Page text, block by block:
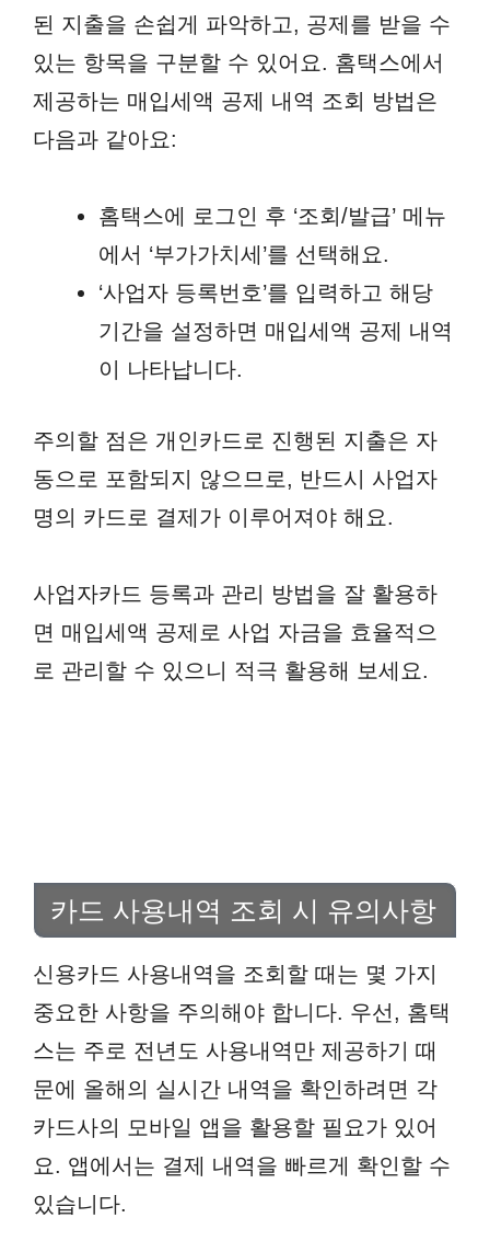
된 지출을 손쉽게 파악하고, 공제를 받을 수
있는 항목을 구분할 수 있어요. 홈택스에서
제공하는 매입세액 공제 내역 조회 방법은
다음과 같아요:
홈택스에 로그인 후 ‘조회/발급’ 메뉴
에서 ‘부가가치세’를 선택해요.
‘사업자 등록번호’를 입력하고 해당
기간을 설정하면 매입세액 공제 내역
이 나타납니다.
주의할 점은 개인카드로 진행된 지출은 자
동으로 포함되지 않으므로, 반드시 사업자
명의 카드로 결제가 이루어져야 해요.
사업자카드 등록과 관리 방법을 잘 활용하
면 매입세액 공제로 사업 자금을 효율적으
로 관리할 수 있으니 적극 활용해 보세요.
카드 사용내역 조회 시 유의사항
신용카드 사용내역을 조회할 때는 몇 가지
중요한 사항을 주의해야 합니다. 우선, 홈택
스는 주로 전년도 사용내역만 제공하기 때
문에 올해의 실시간 내역을 확인하려면 각
카드사의 모바일 앱을 활용할 필요가 있어
요. 앱에서는 결제 내역을 빠르게 확인할 수
있습니다.